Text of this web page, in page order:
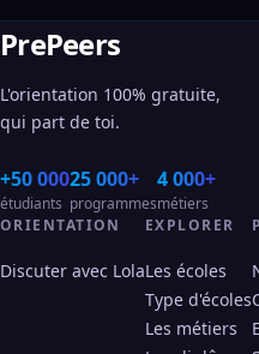
PrePeers
L'orientation 100% gratuite,
qui part de toi.
+50 000
étudiants
25 000+
programmes
4 000+
métiers
ORIENTATION
Discuter avec Lola
EXPLORER
Les écoles
Type d'écoles
Les métiers